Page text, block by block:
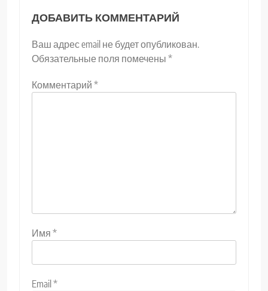
ДОБАВИТЬ КОММЕНТАРИЙ
Ваш адрес email не будет опубликован.
Обязательные поля помечены *
Комментарий *
Имя *
Email *